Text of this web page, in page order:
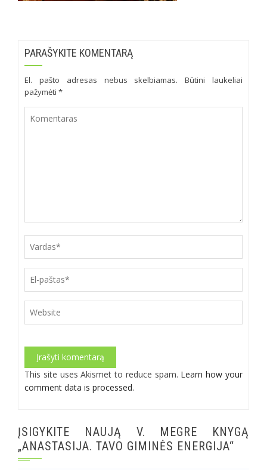
PARAŠYKITE KOMENTARĄ
El. pašto adresas nebus skelbiamas.
Būtini laukeliai
pažymėti *
Alternative:
This site uses Akismet to reduce spam. Learn how your
comment data is processed.
ĮSIGYKITE NAUJĄ V. MEGRE KNYGĄ
„ANASTASIJA. TAVO GIMINĖS ENERGIJA“